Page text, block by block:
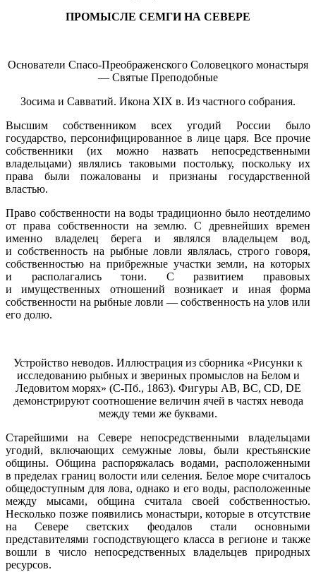
ПРОМЫСЛЕ СЕМГИ НА СЕВЕРЕ
Основатели Спасо-Преображенского Соловецкого монастыря
— Святые Преподобные
Зосима и Савватий. Икона XIX в. Из частного собрания.
Высшим собственником всех угодий России было
государство, персонифицированное в лице царя. Все прочие
собственники (их можно назвать непосредственными
владельцами) являлись таковыми постольку, поскольку их
права были пожалованы и признаны государственной
властью.
Право собственности на воды традиционно было неотделимо
от права собственности на землю. С древнейших времен
именно владелец берега и являлся владельцем вод,
и собственность на рыбные ловли являлась, строго говоря,
собственностью на прибрежные участки земли, на которых
и располагались тони. С развитием правовых
и имущественных отношений возникает и иная форма
собственности на рыбные ловли — собственность на улов или
его долю.
Устройство неводов. Иллюстрация из сборника «Рисунки к
исследованию рыбных и звериных промыслов на Белом и
Ледовитом морях» (С-Пб., 1863). Фигуры AB, BC, CD, DE
демонстрируют соотношение величин ячей в частях невода
между теми же буквами.
Старейшими на Севере непосредственными владельцами
угодий, включающих семужные ловы, были крестьянские
общины. Община распоряжалась водами, расположенными
в пределах границ волости или селения. Белое море считалось
общедоступным для лова, однако и его воды, расположенные
между мысами, община считала своей собственностью.
Несколько позже появились монастыри, которые в отсутствие
на Севере светских феодалов стали основными
представителями господствующего класса в регионе и также
вошли в число непосредственных владельцев природных
ресурсов.